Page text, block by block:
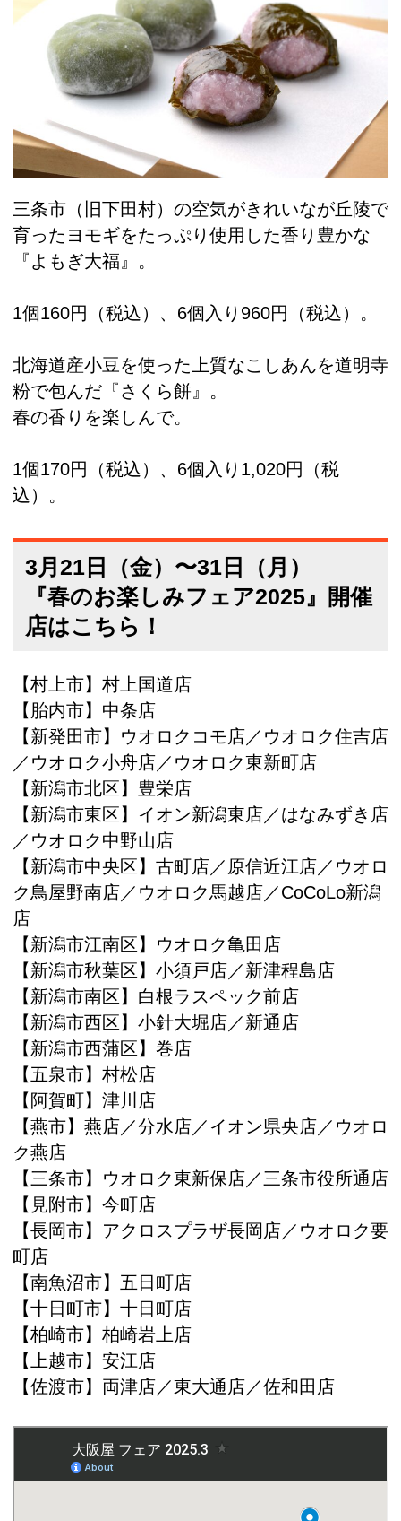
三条市（旧下田村）の空気がきれいなが丘陵で
育ったヨモギをたっぷり使用した香り豊かな
『よもぎ大福』。
1個160円（税込）、6個入り960円（税込）。
北海道産小豆を使った上質なこしあんを道明寺
粉で包んだ『さくら餅』。
春の香りを楽しんで。
1個170円（税込）、6個入り1,020円（税
込）。
3月21日（金）〜31日（月）
『春のお楽しみフェア2025』開催
店はこちら！
【村上市】村上国道店
【胎内市】中条店
【新発田市】ウオロクコモ店／ウオロク住吉店
／ウオロク小舟店／ウオロク東新町店
【新潟市北区】豊栄店
【新潟市東区】イオン新潟東店／はなみずき店
／ウオロク中野山店
【新潟市中央区】古町店／原信近江店／ウオロ
ク鳥屋野南店／ウオロク馬越店／CoCoLo新潟
店
【新潟市江南区】ウオロク亀田店
【新潟市秋葉区】小須戸店／新津程島店
【新潟市南区】白根ラスペック前店
【新潟市西区】小針大堀店／新通店
【新潟市西蒲区】巻店
【五泉市】村松店
【阿賀町】津川店
【燕市】燕店／分水店／イオン県央店／ウオロ
ク燕店
【三条市】ウオロク東新保店／三条市役所通店
【見附市】今町店
【長岡市】アクロスプラザ長岡店／ウオロク要
町店
【南魚沼市】五日町店
【十日町市】十日町店
【柏崎市】柏崎岩上店
【上越市】安江店
【佐渡市】両津店／東大通店／佐和田店